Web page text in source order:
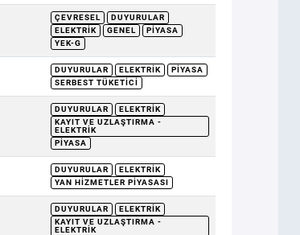
ÇEVRESEL
DUYURULAR
ELEKTRIK
GENEL
PIYASA
YEK-G
DUYURULAR ELEKTRIK
PIYASA
SERBEST TÜKETICI
DUYURULAR
ELEKTRIK
KAYIT VE UZLAŞTIRMA -
ELEKTRIK
PIYASA
DUYURULAR
ELEKTRIK
YAN HIZMETLER PIYASASI
DUYURULAR
ELEKTRIK
KAYIT VE UZLAŞTIRMA -
ELEKTRIK